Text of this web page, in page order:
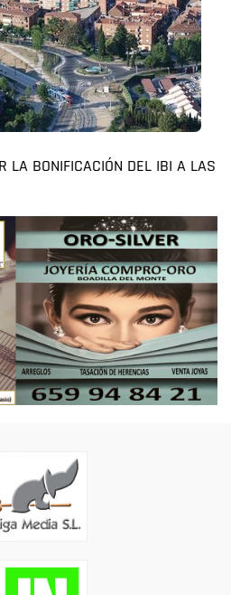
LA BONIFICACIÓN DEL IBI A LAS